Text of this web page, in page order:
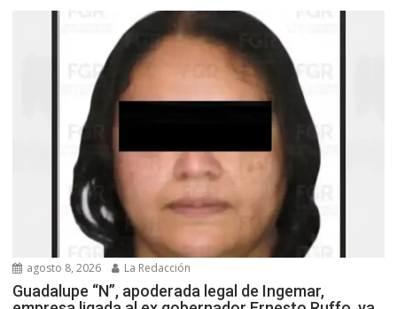
agosto 8, 2026 La Redacción
Guadalupe “N”, apoderada legal de Ingemar,